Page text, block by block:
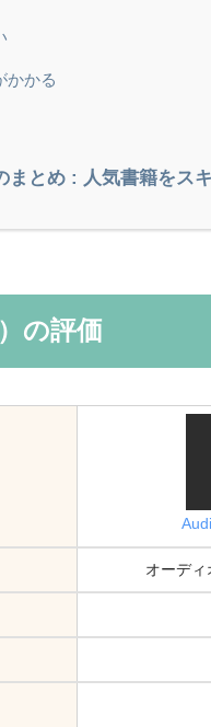
かかる
とめ : 人気書籍をス
の評価
オーディ